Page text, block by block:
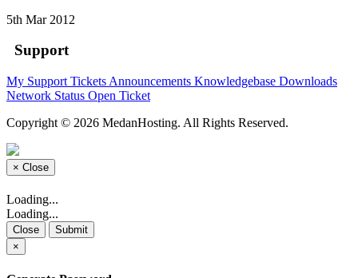
5th Mar 2012
Support
My Support Tickets Announcements Knowledgebase Downloads
Network Status Open Ticket
Copyright © 2026 MedanHosting. All Rights Reserved.
× Close
Loading...
Loading...
Close
Submit
×